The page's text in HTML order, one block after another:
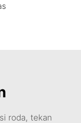
roda, tekan